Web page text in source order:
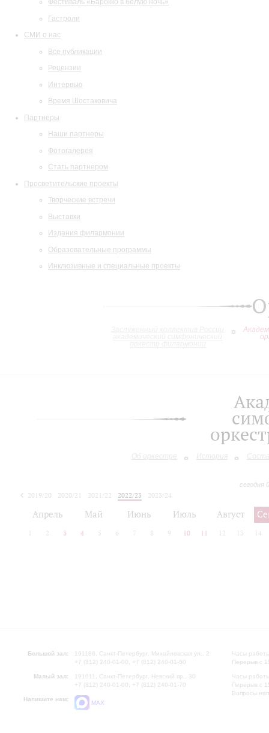
Фестиваль «Барокко в белую ночь»
Гастроли
СМИ о нас
Все публикации
Рецензии
Интервью
Время Шостаковича
Партнеры
Наши партнеры
Фотогалерея
Стать партнером
Просветительские проекты
Творческие встречи
Выставки
Издания филармонии
Образовательные программы
Инклюзивные и специальные проекты
Об оркестре История
сегодня
2019/20 2020/21 2021/22 2022/23
2023/24
Апрель Май Июнь Июль Август
2 3 4 5 6 7 8 9 10 11 12 13 14
Большой зал:
191186, Санкт-Петербург, Михайловская ул., 2
+7 (812) 240-01-00, +7 (812) 240-01-80
Малый зал:
191011, Санкт-Петербург, Невский пр., 30
+7 (812) 240-01-00, +7 (812) 240-01-70
Напишите нам:
MAX
Часы
Перерыв с
Часы
Перерыв с
Вопросы